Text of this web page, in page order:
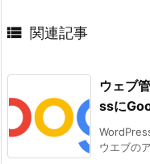
 関連記事
ウェブ
ssに
ウエブの